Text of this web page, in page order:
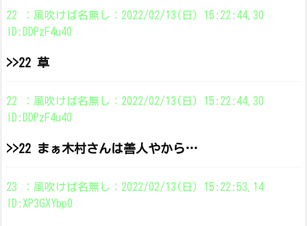
22 ：風吹けば名無し：2022/02/13(日) 15:22:44.30
ID:DDPzF4u40
>>22 草
22 ：風吹けば名無し：2022/02/13(日) 15:22:44.30
ID:DDPzF4u40
>>22 まぁ木村さんは善人やから…
23 ：風吹けば名無し：2022/02/13(日) 15:22:53.14
ID:XP3GXYbp0